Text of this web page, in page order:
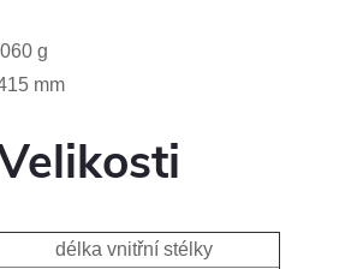
g
mm
délka vnitřní stélky